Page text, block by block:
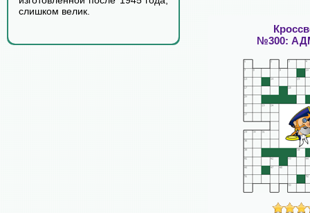
слишком велик.
№300: